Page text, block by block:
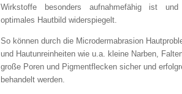
Wirkstoffe besonders aufnahmefähig ist
optimales Hautbild widerspiegelt.
So können durch die Microdermabrasion
und Hautunreinheiten wie u.a. kleine Narben,
große Poren und Pigmentflecken sicher und
behandelt werden.